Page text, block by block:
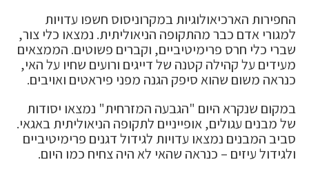
החפירות הארכיאולוגיות במקרוניסוס חשפו עדויות
למגורי אדם כבר מהתקופה הניאוליתית. נמצאו כלי צור,
שברי כלי חרס פרימיטיביים, וקברים פשוטים. הממצאים
מעידים על קהילה קטנה של דייגים ורועים שחיו על האי,
כנראה משום שהוא סיפק הגנה מפני פיראטים ואויבים.
במקום שנקרא היום "הגבעה המזרחית" נמצאו יסודות
של מבנים עגולים, אופייניים לתקופה הניאוליתית באגאי.
סביב המבנים נמצאו עדויות לגידול דגנים פרימיטיביים
ולגידול עיזים – כנראה שהאי לא היה צחיח כמו היום.